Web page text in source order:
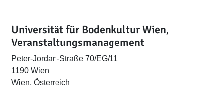
Universität für Bodenkultur Wien,
Veranstaltungsmanagement
Peter-Jordan-Straße 70/EG/11
1190 Wien
Wien, Österreich